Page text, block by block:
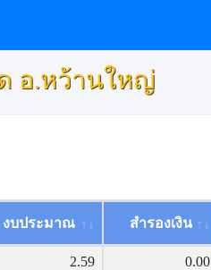
อ.หว้านใหญ่
งบประมาณ สำรองเงิน
2.59 0.00